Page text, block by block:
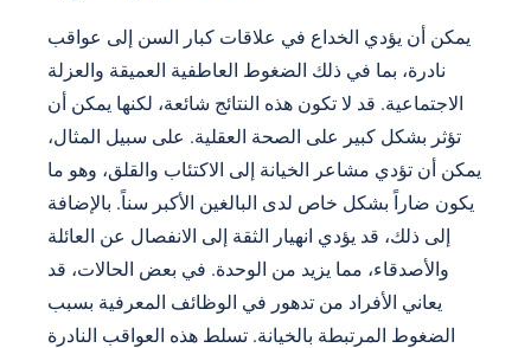
يمكن أن يؤدي الخداع في علاقات كبار السن إلى عواقب
نادرة، بما في ذلك الضغوط العاطفية العميقة والعزلة
الاجتماعية. قد لا تكون هذه النتائج شائعة، لكنها يمكن أن
تؤثر بشكل كبير على الصحة العقلية. على سبيل المثال،
يمكن أن تؤدي مشاعر الخيانة إلى الاكتئاب والقلق، وهو ما
يكون ضاراً بشكل خاص لدى البالغين الأكبر سناً. بالإضافة
إلى ذلك، قد يؤدي انهيار الثقة إلى الانفصال عن العائلة
والأصدقاء، مما يزيد من الوحدة. في بعض الحالات، قد
يعاني الأفراد من تدهور في الوظائف المعرفية بسبب
الضغوط المرتبطة بالخيانة. تسلط هذه العواقب النادرة